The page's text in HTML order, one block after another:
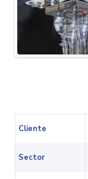
Cliente
Sector